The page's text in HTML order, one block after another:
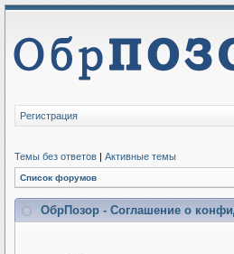
Регистрация
Темы без ответов | Активные темы
Список форумов
ОбрПозор - Соглашение о